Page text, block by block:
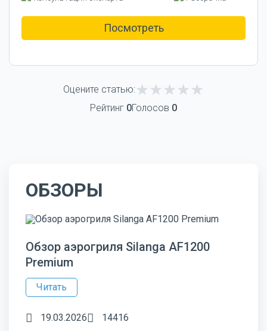
Посмотреть
Оцените статью:
Рейтинг 0Голосов 0
ОБЗОРЫ
Обзор аэрогриля Silanga AF1200
Premium
Читать
19.03.2026 14416